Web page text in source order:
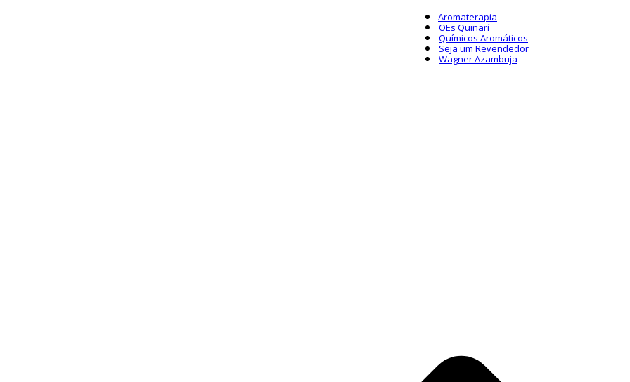
Aromaterapia
OEs Quinarí
Químicos Aromáticos
Seja um Revendedor
Wagner Azambuja